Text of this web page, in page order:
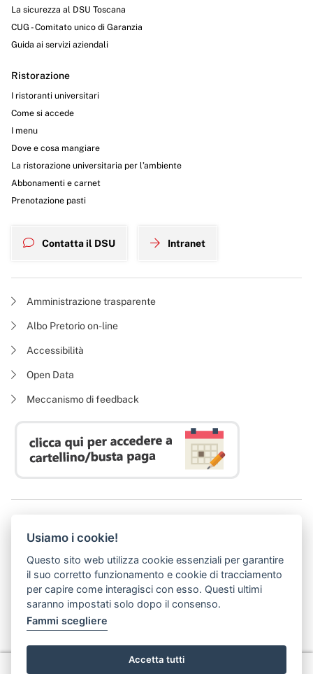
La sicurezza al DSU Toscana
CUG - Comitato unico di Garanzia
Guida ai servizi aziendali
Ristorazione
I ristoranti universitari
Come si accede
I menu
Dove e cosa mangiare
La ristorazione universitaria per l’ambiente
Abbonamenti e carnet
Prenotazione pasti
Contatta il DSU Intranet
Amministrazione trasparente
Albo Pretorio on-line
Accessibilità
Open Data
Meccanismo di feedback
P. I. 05913670484 | C. F. 94164020482
(abilitato alla ricezione di soli messaggi di posta elettronica certificata)
Usiamo i cookie!
Questo sito web utilizza cookie essenziali per garantire
il suo corretto funzionamento e cookie di tracciamento
per capire come interagisci con esso. Questi ultimi
saranno impostati solo dopo il consenso.
Fammi scegliere
Accetta tutti